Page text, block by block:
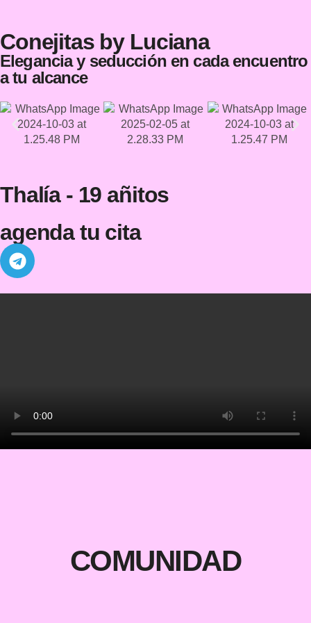
Conejitas by Luciana
Elegancia y seducción en cada encuentro
a tu alcance
Thalía - 19 añitos
agenda tu cita
COMUNIDAD